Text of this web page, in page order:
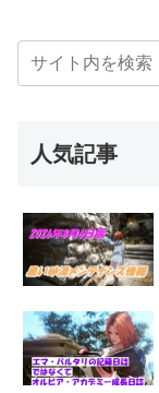
人気記事